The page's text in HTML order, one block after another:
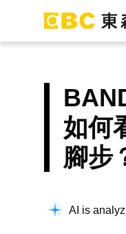
如何
腳步
AI is